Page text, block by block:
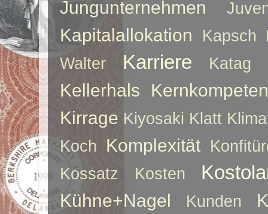
Jungunternehmen
Kapitalallokation Kapsch
Walter
Karriere Katag
Kellerhals
Kirrage Kiyosaki Klatt
Koch Komplexität
Kossatz
Kosten
Kühne+Nagel Kunden